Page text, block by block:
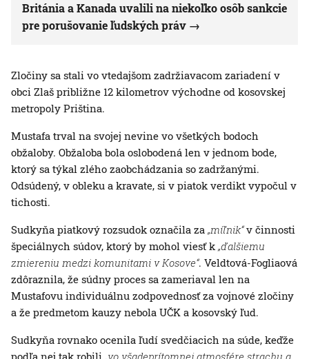
Británia a Kanada uvalili na niekoľko osôb sankcie
pre porušovanie ľudských práv
Zločiny sa stali vo vtedajšom zadržiavacom zariadení v
obci Zlaš približne 12 kilometrov východne od kosovskej
metropoly Priština.
Mustafa trval na svojej nevine vo všetkých bodoch
obžaloby. Obžaloba bola oslobodená len v jednom bode,
ktorý sa týkal zlého zaobchádzania so zadržanými.
Odsúdený, v obleku a kravate, si v piatok verdikt vypočul v
tichosti.
Sudkyňa piatkový rozsudok označila za „míľnik“v činnosti
špeciálnych súdov, ktorý by mohol viesť k„ďalšiemu
zmiereniu medzi komunitami v Kosove“. Veldtová-Fogliaová
zdôraznila, že súdny proces sa zameriaval len na
Mustafovu individuálnu zodpovednosť za vojnové zločiny
a že predmetom kauzy nebola UČK a kosovský ľud.
Sudkyňa rovnako ocenila ľudí svedčiacich na súde, keďže